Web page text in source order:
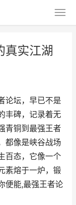
真实江湖
论坛，早已不是
丰碑，记录着无
青铜到最强王者
都像是峡谷战场
百态，它像一个
素熔于一炉，锻
便能,最强王者论